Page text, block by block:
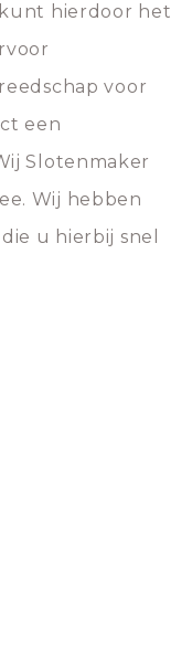
kunt hierdoor het
voor
een
Slotenmaker
Wij hebben
u hierbij snel